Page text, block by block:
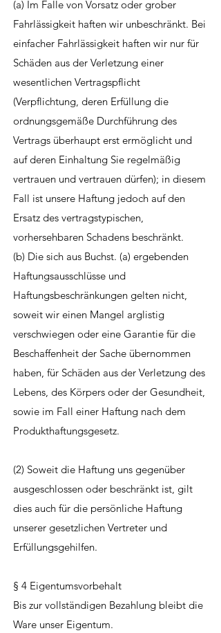
(a) Im Falle von Vorsatz oder grober
Fahrlässigkeit haften wir unbeschränkt. Bei
einfacher Fahrlässigkeit haften wir nur für
Schäden aus der Verletzung einer
wesentlichen Vertragspflicht
(Verpflichtung, deren Erfüllung die
ordnungsgemäße Durchführung des
Vertrags überhaupt erst ermöglicht und
auf deren Einhaltung Sie regelmäßig
vertrauen und vertrauen dürfen); in diesem
Fall ist unsere Haftung jedoch auf den
Ersatz des vertragstypischen,
vorhersehbaren Schadens beschränkt.
(b) Die sich aus Buchst. (a) ergebenden
Haftungsausschlüsse und
Haftungsbeschränkungen gelten nicht,
soweit wir einen Mangel arglistig
verschwiegen oder eine Garantie für die
Beschaffenheit der Sache übernommen
haben, für Schäden aus der Verletzung des
Lebens, des Körpers oder der Gesundheit,
sowie im Fall einer Haftung nach dem
Produkthaftungsgesetz.
(2) Soweit die Haftung uns gegenüber
ausgeschlossen oder beschränkt ist, gilt
dies auch für die persönliche Haftung
unserer gesetzlichen Vertreter und
Erfüllungsgehilfen.
§ 4 Eigentumsvorbehalt
Bis zur vollständigen Bezahlung bleibt die
Ware unser Eigentum.